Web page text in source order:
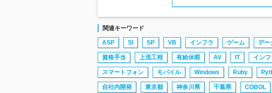
関連キーワード
ASP SI SP VB インフラ ゲーム デー
資格手当 上流工程 有給休暇 AV IT イン
スマートフォン モバイル Windows Ruby
自社内開発 東京都 神奈川県 千葉県 COBOL